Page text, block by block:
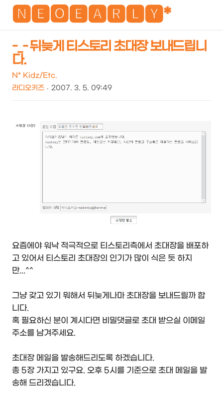
🅽🅴🅾🅴🅰🆁🅻🆈*
-_- 뒤늦게 티스토리 초대장 보내드립니
다.
N* Kidz/Etc.
라디오키즈
2007. 3. 5. 09:49
요즘에야 워낙 적극적으로 티스토리측에서 초대장을 배포하
고 있어서 티스토리 초대장의 인기가 많이 식은 듯 하지
만...^^
그냥 갖고 있기 뭐해서 뒤늦게나마 초대장을 보내드릴까 합
니다.
혹 필요하신 분이 계시다면 비밀댓글로 초대 받으실 이메일
주소를 남겨주세요.
초대장 메일을 발송해드리도록 하겠습니다.
총 5장 가지고 있구요. 오후 5시를 기준으로 초대 메일을 발
송해 드리겠습니다.